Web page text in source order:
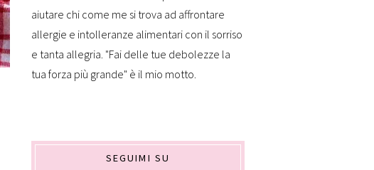
aiutare chi come me si trova ad affrontare
allergie e intolleranze alimentari con il sorriso
e tanta allegria. "Fai delle tue debolezze la
tua forza più grande" è il mio motto.
SEGUIMI SU